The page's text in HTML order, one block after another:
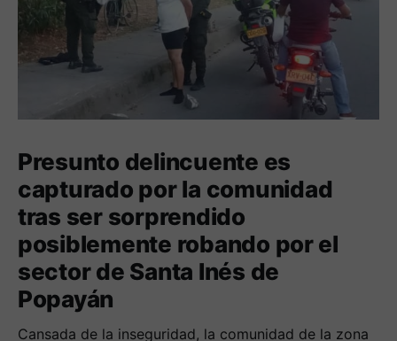
Presunto delincuente es
capturado por la comunidad
tras ser sorprendido
posiblemente robando por el
sector de Santa Inés de
Popayán
Cansada de la inseguridad, la comunidad de la zona